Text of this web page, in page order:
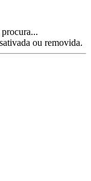
ou removida.